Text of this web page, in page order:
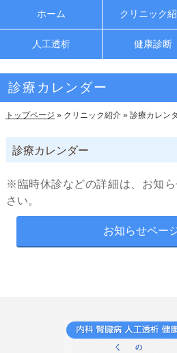
ホーム クリニック
人工透析 健康診断
診療カレンダー
トップページ » クリニック紹介 » 診療カレン
診療カレンダー
※臨時休診などの詳細は、お知
さい。
お知らせペー